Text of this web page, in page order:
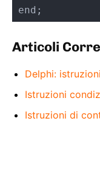
end;
Articoli
Delphi:
Istruzioni
Istruzioni di